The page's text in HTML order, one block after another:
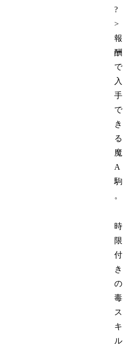
?
>
報
酬
で
入
手
で
き
る
魔
A
駒
。
時
限
付
き
の
毒
ス
キ
ル